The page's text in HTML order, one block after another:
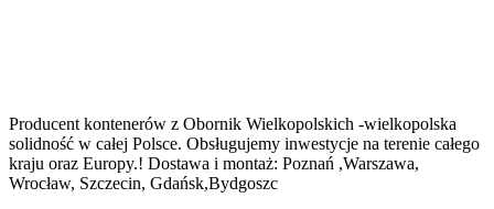
Producent kontenerów z Obornik Wielkopolskich -wielkopolska
solidność w całej Polsce. Obsługujemy inwestycje na terenie całego
kraju oraz Europy.! Dostawa i montaż: Poznań ,Warszawa,
Wrocław, Szczecin, Gdańsk,Bydgoszc